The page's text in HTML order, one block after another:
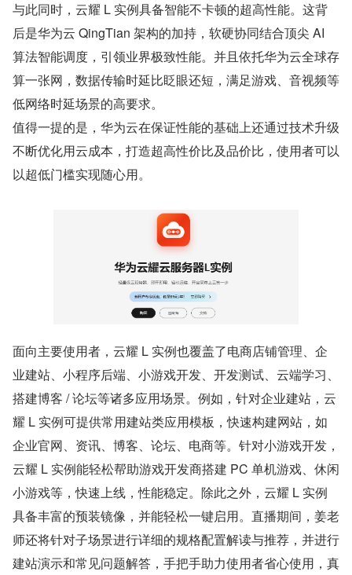
与此同时，云耀 L 实例具备智能不卡顿的超高性能。这背
后是华为云 QingTian 架构的加持，软硬协同结合顶尖 AI
算法智能调度，引领业界极致性能。并且依托华为云全球存
算一张网，数据传输时延比眨眼还短，满足游戏、音视频等
低网络时延场景的高要求。
值得一提的是，华为云在保证性能的基础上还通过技术升级
不断优化用云成本，打造超高性价比及品价比，使用者可以
以超低门槛实现随心用。
面向主要使用者，云耀 L 实例也覆盖了电商店铺管理、企
业建站、小程序后端、小游戏开发、开发测试、云端学习、
搭建博客 / 论坛等诸多应用场景。例如，针对企业建站，云
耀 L 实例可提供常用建站类应用模板，快速构建网站，如
企业官网、资讯、博客、论坛、电商等。针对小游戏开发，
云耀 L 实例能轻松帮助游戏开发商搭建 PC 单机游戏、休闲
小游戏等，快速上线，性能稳定。除此之外，云耀 L 实例
具备丰富的预装镜像，并能轻松一键启用。直播期间，姜老
师还将针对子场景进行详细的规格配置解读与推荐，并进行
建站演示和常见问题解答，手把手助力使用者省心使用，真